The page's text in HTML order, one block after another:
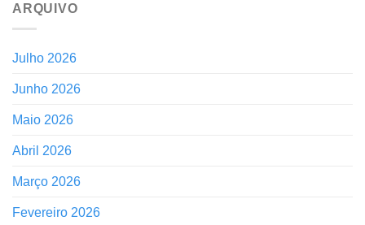
ARQUIVO
Julho 2026
Junho 2026
Maio 2026
Abril 2026
Março 2026
Fevereiro 2026